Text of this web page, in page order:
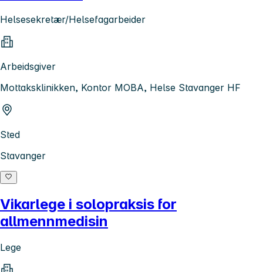
Helsesekretær/Helsefagarbeider
Arbeidsgiver
Mottaksklinikken, Kontor MOBA, Helse Stavanger HF
Sted
Stavanger
Vikarlege i solopraksis for
allmennmedisin
Lege